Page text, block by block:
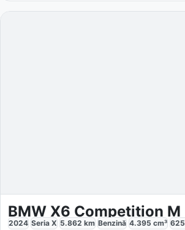
BMW X6 Competition M
2024 Seria X 5.862 km Benzină 4.395 cm³ 625